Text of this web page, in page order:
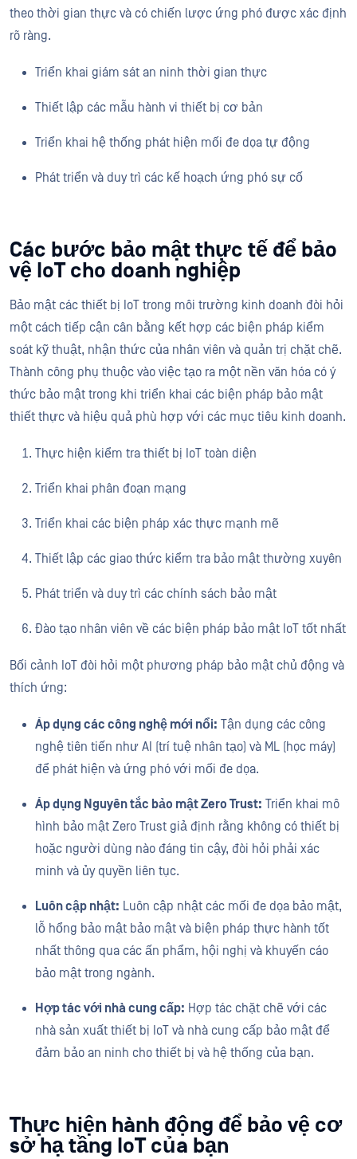
theo thời gian thực và có chiến lược ứng phó được xác định
rõ ràng.
Triển khai giám sát an ninh thời gian thực
Thiết lập các mẫu hành vi thiết bị cơ bản
Triển khai hệ thống phát hiện mối đe dọa tự động
Phát triển và duy trì các kế hoạch ứng phó sự cố
Các bước bảo mật thực tế để bảo
vệ IoT cho doanh nghiệp
Bảo mật các thiết bị IoT trong môi trường kinh doanh đòi hỏi
một cách tiếp cận cân bằng kết hợp các biện pháp kiểm
soát kỹ thuật, nhận thức của nhân viên và quản trị chặt chẽ.
Thành công phụ thuộc vào việc tạo ra một nền văn hóa có ý
thức bảo mật trong khi triển khai các biện pháp bảo mật
thiết thực và hiệu quả phù hợp với các mục tiêu kinh doanh.
Thực hiện kiểm tra thiết bị IoT toàn diện
Triển khai phân đoạn mạng
Triển khai các biện pháp xác thực mạnh mẽ
Thiết lập các giao thức kiểm tra bảo mật thường xuyên
Phát triển và duy trì các chính sách bảo mật
Đào tạo nhân viên về các biện pháp bảo mật IoT tốt nhất
Bối cảnh IoT đòi hỏi một phương pháp bảo mật chủ động và
thích ứng:
Áp dụng các công nghệ mới nổi: Tận dụng các công
nghệ tiên tiến như AI (trí tuệ nhân tạo) và ML (học máy)
để phát hiện và ứng phó với mối đe dọa.
Áp dụng Nguyên tắc bảo mật Zero Trust: Triển khai mô
hình bảo mật Zero Trust giả định rằng không có thiết bị
hoặc người dùng nào đáng tin cậy, đòi hỏi phải xác
minh và ủy quyền liên tục.
Luôn cập nhật: Luôn cập nhật các mối đe dọa bảo mật,
lỗ hổng bảo mật bảo mật và biện pháp thực hành tốt
nhất thông qua các ấn phẩm, hội nghị và khuyến cáo
bảo mật trong ngành.
Hợp tác với nhà cung cấp: Hợp tác chặt chẽ với các
nhà sản xuất thiết bị IoT và nhà cung cấp bảo mật để
đảm bảo an ninh cho thiết bị và hệ thống của bạn.
Thực hiện hành động để bảo vệ cơ
sở hạ tầng IoT của bạn